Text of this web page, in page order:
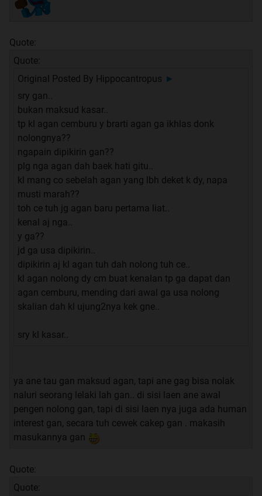
Quote:
Quote:
Original Posted By Hippocantropus ►
sry gan..
bukan maksud kasar..
tp kl agan cemburu y brarti agan ga ikhlas donk
nolongnya??
ngapain dipikirin gan??
plg nga agan dah baek hati gitu..
kl mang co sebelah agan yang lbh deket k dy, napa
musti marah??
toh ce tuh jg agan baru pertama liat..
kenal aj nga..
y ga??
jd ga usa dipikirin..
dipikirin aj kl agan tuh dah nolong tuh ce..
kl agan nolong dy cm buat kenalan tp ga dapat dan
agan cemburu, mending dari awal ga usa nolong
skalian dah kl ujung2nya kek gne..
sry kl kasar..
ya ane tau gan maksud agan, tapi ane gag bisa nolak
naluri seorang lelaki lah gan.. di sisi laen ane awal
pengen nolong gan, tapi di sisi laen nya juga ada human
interest gan, secara tuh cewek cakep gan . makasih
masukannya gan
Quote:
Quote: